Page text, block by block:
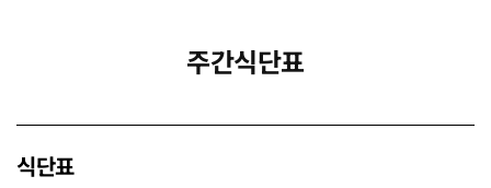
주간식단표
식단표